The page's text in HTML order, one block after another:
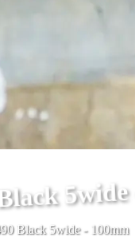
Black 5wide - 100mm